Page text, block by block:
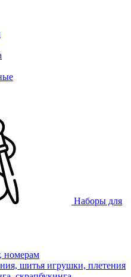
Наборы для
номерам
шитья игрушки, плетения